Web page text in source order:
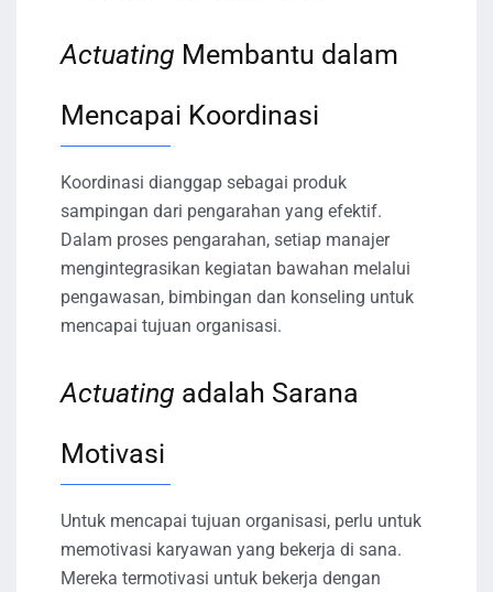
Actuating Membantu dalam
Mencapai Koordinasi
Koordinasi dianggap sebagai produk
sampingan dari pengarahan yang efektif.
Dalam proses pengarahan, setiap manajer
mengintegrasikan kegiatan bawahan melalui
pengawasan, bimbingan dan konseling untuk
mencapai tujuan organisasi.
Actuating adalah Sarana
Motivasi
Untuk mencapai tujuan organisasi, perlu untuk
memotivasi karyawan yang bekerja di sana.
Mereka termotivasi untuk bekerja dengan